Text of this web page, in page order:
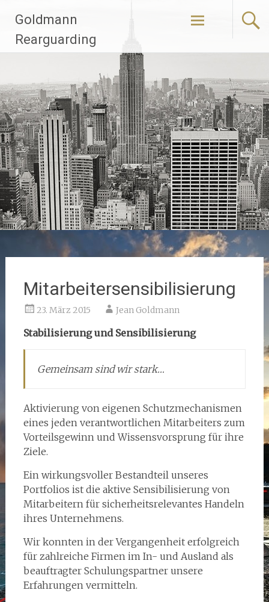
Inhalt
springen
Goldmann
Rearguarding
Mitarbeitersensibilisierung
23. März 2015 Jean Goldmann
Stabilisierung und Sensibilisierung
Gemeinsam sind wir stark…
Aktivierung von eigenen Schutzmechanismen
eines jeden verantwortlichen Mitarbeiters zum
Vorteilsgewinn und Wissensvorsprung für ihre
Ziele.
Ein wirkungsvoller Bestandteil unseres
Portfolios ist die aktive Sensibilisierung von
Mitarbeitern für sicherheitsrelevantes Handeln
ihres Unternehmens.
Wir konnten in der Vergangenheit erfolgreich
für zahlreiche Firmen im In- und Ausland als
beauftragter Schulungspartner unsere
Erfahrungen vermitteln.